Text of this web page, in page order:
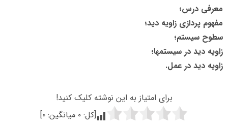
معرفی درس؛
مفهوم پردازی زاویه دید؛
سطوح سیستم؛
زاویه دید در سیستمها؛
زاویه دید در عمل.
برای امتیاز به این نوشته کلیک کنید!
[کل: ۰ میانگین: ۰]